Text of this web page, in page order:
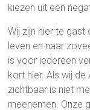
kiezen uit een
Wij zijn hier te
leven en naar
is voor iedereen
kort hier. Als wij
zichtbaar is niet
meenemen. Onze